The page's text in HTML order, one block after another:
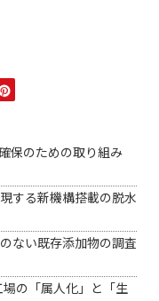
保のための取り組み
する新機構搭載の脱水
ない既存添加物の調査
の「属人化」と「生